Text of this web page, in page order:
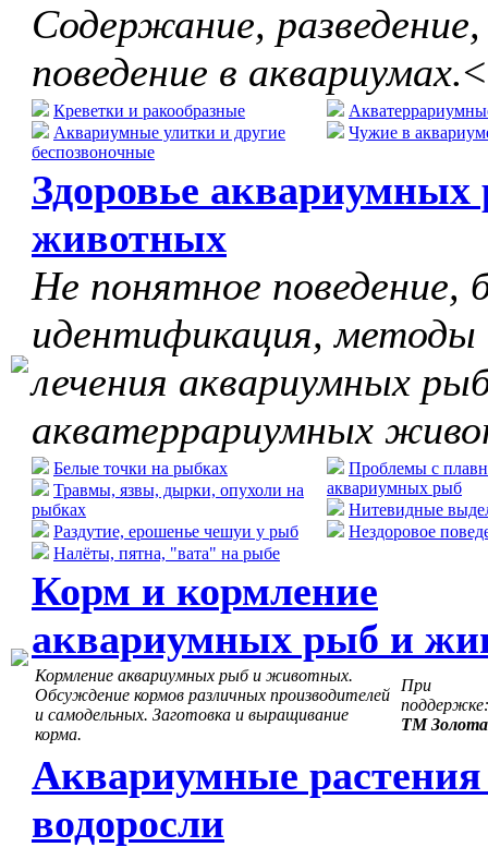
Содержание, разведение,
поведение в аквариумах.<
Креветки и ракообразные
Аквариумные улитки и другие
беспозвоночные
Чужие в
Здоровье
животных
Не понятное поведение,
идентификация, методы
лечения аквариумных
акватеррариумных
Белые точки на рыбках
Травмы, язвы, дырки, опухоли на
рыбках
Раздутие, ерошенье чешуи у рыб
Налёты, пятна, "вата" на рыбе
Проблемы с
аквариумных рыб
Нитевидные
Нездоровое
Корм и кормление
аквариумных рыб и
Кормление аквариумных рыб и животных.
Обсуждение кормов различных производителей
и самодельных. Заготовка и выращивание
корма.
При
поддержке:
ТМ
Аквариумные
водоросли